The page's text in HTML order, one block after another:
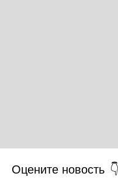
Оцените новость